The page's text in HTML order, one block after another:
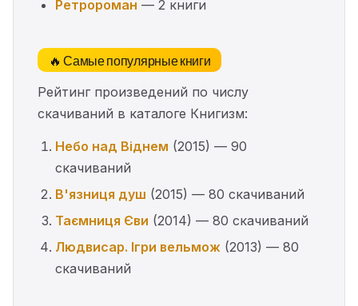
Ретророман — 2 книги
🔥 Самые популярные книги
Рейтинг произведений по числу
скачиваний в каталоге Книгизм:
Небо над Віднем (2015) — 90
скачиваний
В'язниця душ (2015) — 80 скачиваний
Таємниця Єви (2014) — 80 скачиваний
Людвисар. Ігри вельмож (2013) — 80
скачиваний